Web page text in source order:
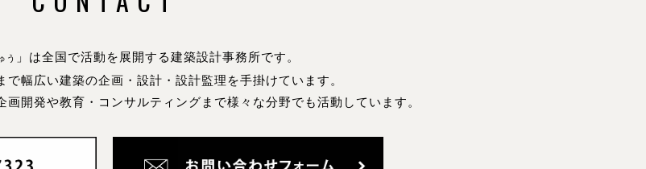
う
」は全国で活動を展開する建築設計事務所です。
で幅広い建築の企画・設計・設計監理を手掛けています。
開発や教育・コンサルティングまで様々な分野でも活動しています。